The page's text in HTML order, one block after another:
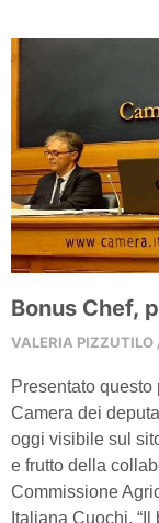
Bonus Chef,
VALERIA PIZZUTILO
Presentato
Camera dei
oggi visibile sul
e frutto della
Commissione
Italiana Cuochi.